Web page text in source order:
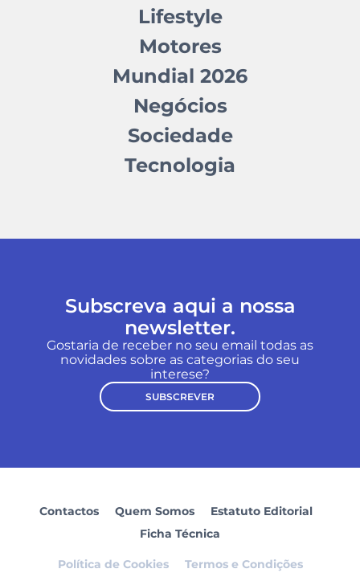
Lifestyle
Motores
Mundial 2026
Negócios
Sociedade
Tecnologia
Subscreva aqui a nossa
newsletter.
Gostaria de receber no seu email todas as
novidades sobre as categorias do seu
interese?
SUBSCREVER
Contactos Quem Somos
Estatuto Editorial
Ficha Técnica
Política de Cookies Termos e Condições